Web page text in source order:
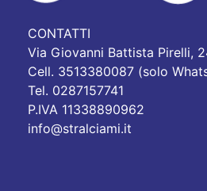
CONTATTI
Via Giovanni Battista Pirelli,
Cell. 3513380087 (solo
Tel. 0287157741
P.IVA 11338890962
info@stralciami.it